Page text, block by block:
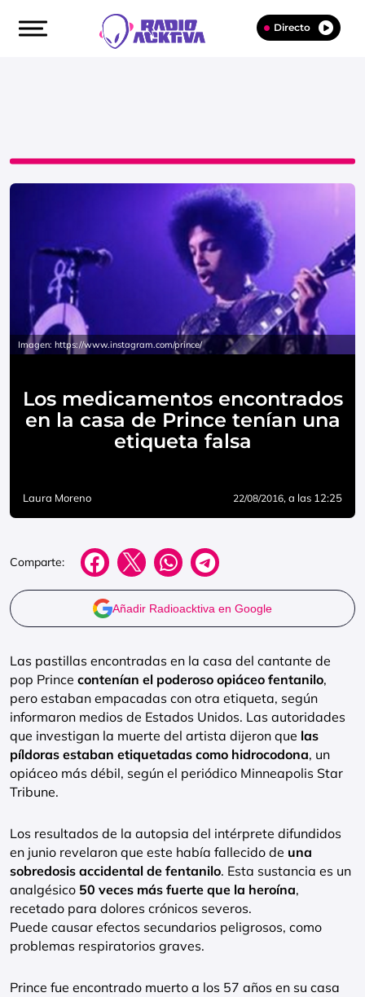
Directo
Imagen: https://www.instagram.com/prince/
Los medicamentos encontrados
en la casa de Prince tenían una
etiqueta falsa
Laura Moreno 22/08/2016, a las 12:25
Comparte:
Añadir Radioacktiva en Google
Las pastillas encontradas en la casa del cantante de
pop Prince contenían el poderoso opiáceo fentanilo,
pero estaban empacadas con otra etiqueta, según
informaron medios de Estados Unidos. Las autoridades
que investigan la muerte del artista dijeron que las
píldoras estaban etiquetadas como hidrocodona, un
opiáceo más débil, según el periódico Minneapolis Star
Tribune.
Los resultados de la autopsia del intérprete difundidos
en junio revelaron que este había fallecido de una
sobredosis accidental de fentanilo. Esta sustancia es un
analgésico 50 veces más fuerte que la heroína,
recetado para dolores crónicos severos.
Puede causar efectos secundarios peligrosos, como
problemas respiratorios graves.
Prince fue encontrado muerto a los 57 años en su casa